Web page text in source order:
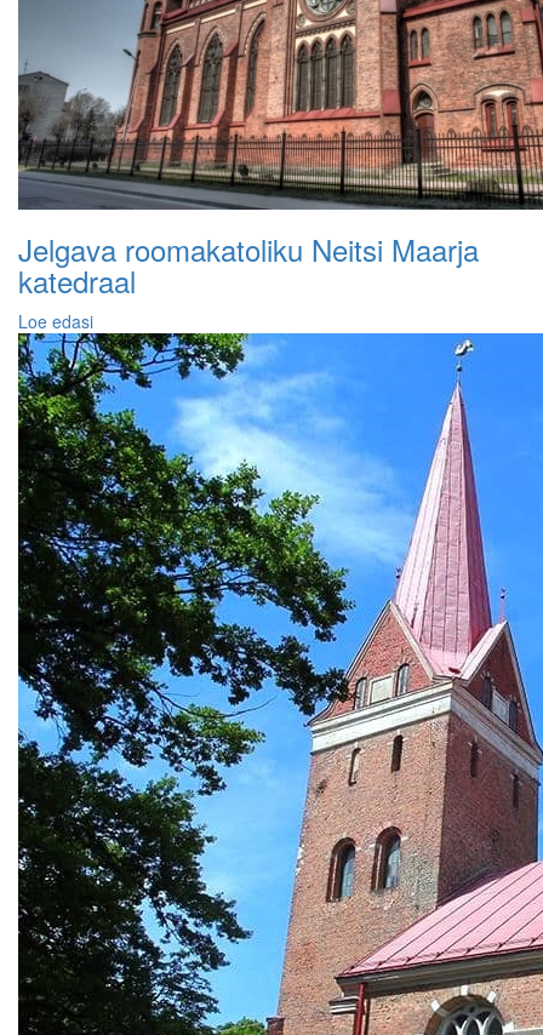
Jelgava roomakatoliku Neitsi Maarja
katedraal
Loe edasi